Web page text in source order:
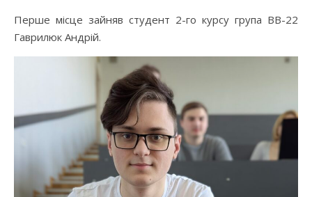
Перше місце зайняв студент 2-го курсу група ВВ-22
Гаврилюк Андрій.